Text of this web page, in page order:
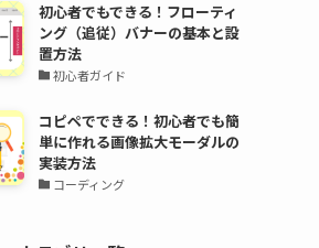
初心者でもできる！フローティ
ング（追従）バナーの基本と設
置方法
初心者ガイド
コピペでできる！初心者でも簡
単に作れる画像拡大モーダルの
実装方法
コーディング